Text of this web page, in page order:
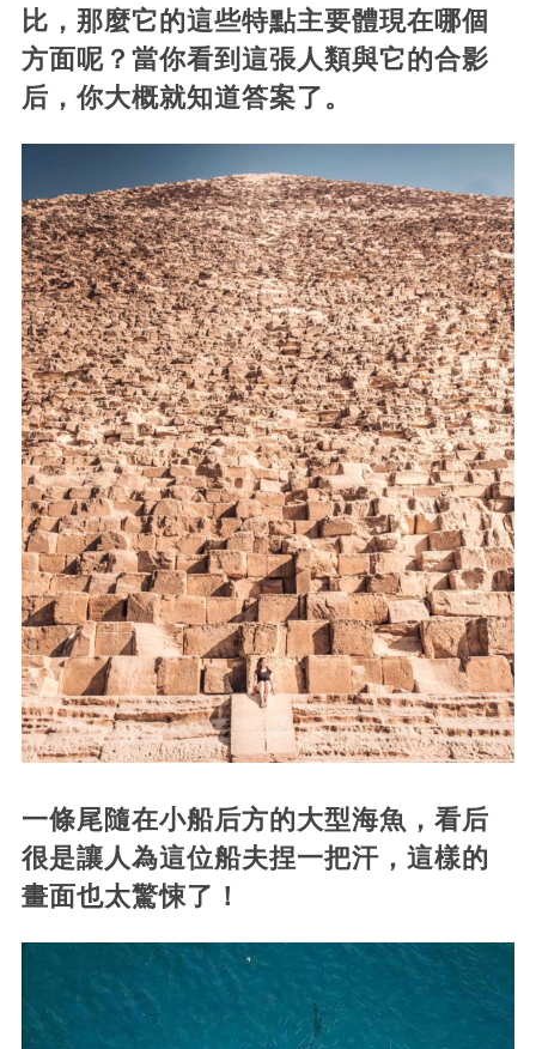
比，那麼它的這些特點主要體現在哪個
方面呢？當你看到這張人類與它的合影
后，你大概就知道答案了。
一條尾隨在小船后方的大型海魚，看后
很是讓人為這位船夫捏一把汗，這樣的
畫面也太驚悚了！